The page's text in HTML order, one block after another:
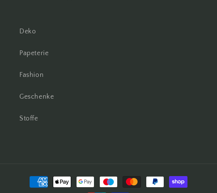
Deko
Papeterie
Fashion
Geschenke
Stoffe
Zahlungsmethoden